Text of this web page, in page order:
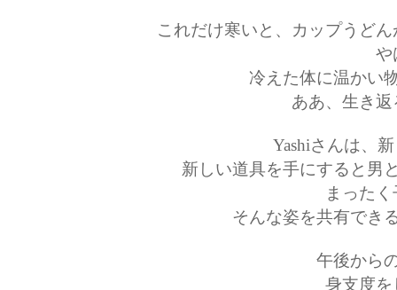
これだけ寒いと、カップうど
や
冷えた体に温かい
ああ、生き
Yashiさんは、
新しい道具を手にすると男
まった
そんな姿を共有でき
午後から
身支度を